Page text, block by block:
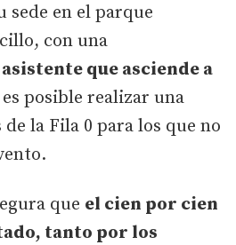
sede en el parque
con una
que asciende a
es posible realizar una
la Fila 0 para los que no
que el cien por cien
tanto por los